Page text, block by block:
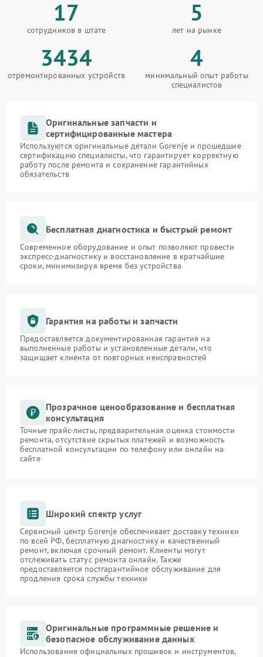
17
сотрудников в штате
5
лет на рынке
3434
отремонтированных устройств
4
минимальный опыт работы
специалистов
Оригинальные запчасти и
сертифицированные мастера
Используются оригинальные детали Gorenje и прошедшие
сертификацию специалисты, что гарантирует корректную
работу после ремонта и сохранение гарантийных
обязательств
Бесплатная диагностика и быстрый ремонт
Современное оборудование и опыт позволяют провести
экспресс-диагностику и восстановление в кратчайшие
сроки, минимизируя время без устройства
Гарантия на работы и запчасти
Предоставляется документированная гарантия на
выполненные работы и установленные детали, что
защищает клиента от повторных неисправностей
Прозрачное ценообразование и бесплатная
консультация
Точные прайс-листы, предварительная оценка стоимости
ремонта, отсутствие скрытых платежей и возможность
бесплатной консультации по телефону или онлайн на
сайте
Широкий спектр услуг
Сервисный центр Gorenje обеспечивает доставку техники
по всей РФ, бесплатную диагностику и качественный
ремонт, включая срочный ремонт. Клиенты могут
отслеживать статус ремонта онлайн. Также
предоставляется постгарантийное обслуживание для
продления срока службы техники
Оригинальные программные решение и
безопасное обслуживание данных
Использование официальных прошивок и инструментов,